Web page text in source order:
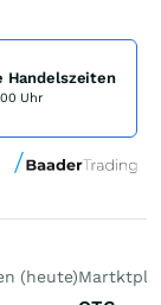
Handelszeiten
Uhr
(heute)